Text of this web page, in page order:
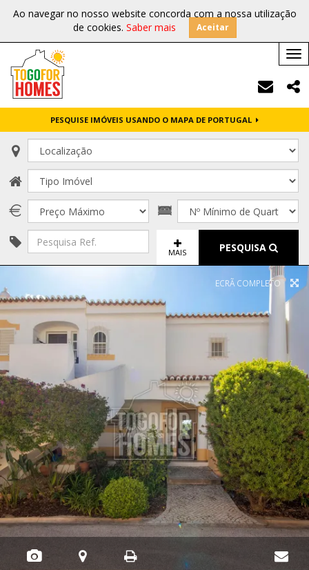
Ao navegar no nosso website concorda com a nossa utilização
de cookies. Saber mais Aceitar
PESQUISE IMÓVEIS USANDO O MAPA DE PORTUGAL
MAIS PESQUISA
ECRÃ COMPLETO